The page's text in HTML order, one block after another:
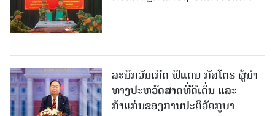
ລະນຶກວັນເກີດ ຟິແດນ ກັສໂຕຣ ຜູ້ນຳ
ທາງປະຫວັດສາດທີ່ດີເດັ່ນ ແລະ
ກ້າແກ່ນຂອງການປະຕິວັດກູບາ